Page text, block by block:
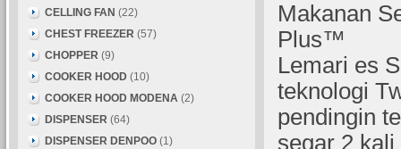
Makanan
Plus™
Lemari es
teknologi
pendingin
segar 2
CELLING FAN (22)
CHEST FREEZER (57)
CHOPPER (9)
COOKER HOOD (10)
COOKER HOOD MODENA (2)
DISPENSER (64)
DISPENSER DENPOO (1)